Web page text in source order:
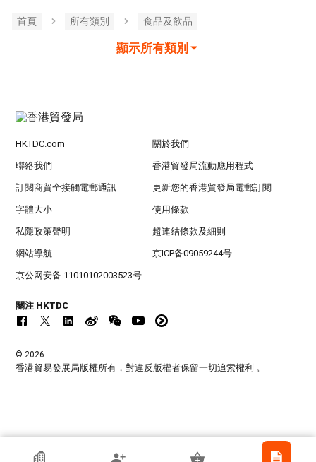
首頁 所有類別 食品及飲品
顯示所有類別
HKTDC.com 關於我們
聯絡我們 香港貿發局流動應用程式
訂閱商貿全接觸電郵通訊 更新您的香港貿發局電郵訂閱
字體大小 使用條款
私隱政策聲明 超連結條款及細則
網站導航 京ICP备09059244号
京公网安备 11010102003523号
關注 HKTDC
© 2026
香港貿易發展局版權所有，對違反版權者保留一切追索權利 。